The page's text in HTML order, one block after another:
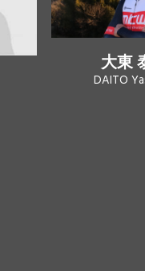
大東
DAITO